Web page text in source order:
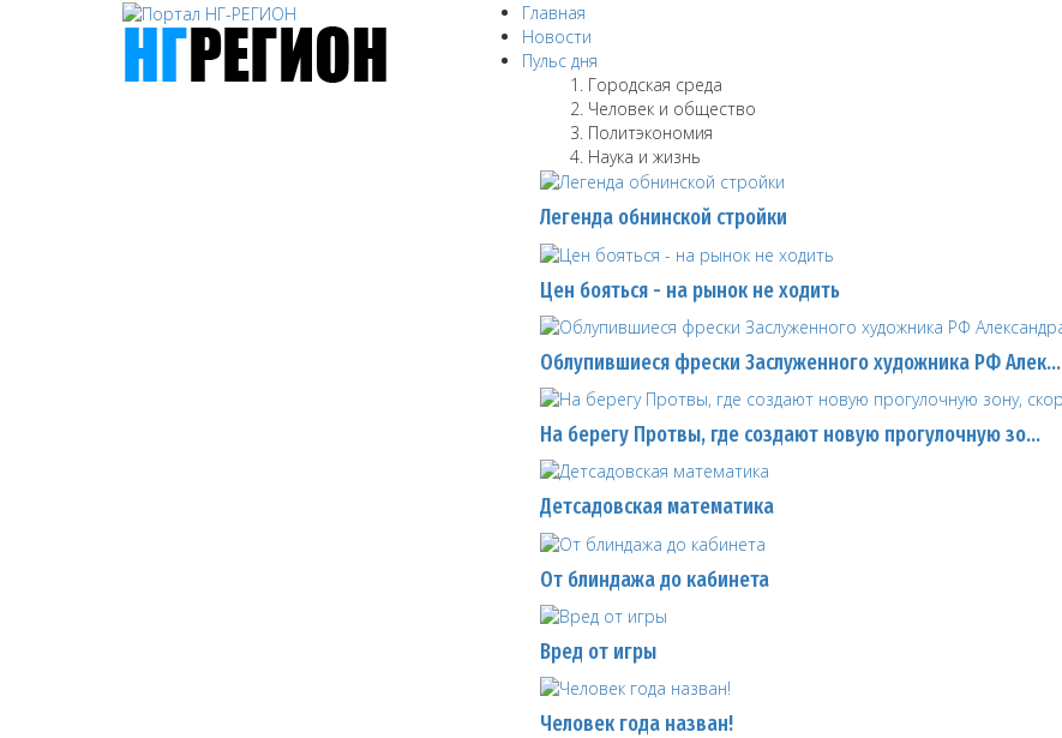
Главная
Новости
Пульс дня
Городская среда
Человек и общество
Политэкономия
Наука и жизнь
Легенда обнинской стройки
Цен бояться - на рынок не ходить
Облупившиеся фрески Заслуженного художника РФ Алек…
На берегу Протвы, где создают новую прогулочную зо…
Детсадовская математика
От блиндажа до кабинета
Вред от игры
Человек года назван!